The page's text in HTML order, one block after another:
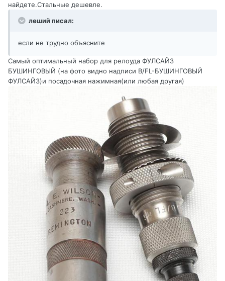
найдете.Стальные дешевле.
леший писал:
если не трудно объясните
Самый оптимальный набор для релоуда ФУЛСАЙЗ
БУШИНГОВЫЙ (на фото видно надписи B/FL-БУШИНГОВЫЙ
ФУЛСАЙЗ)и посадочная нажимная(или любая другая)